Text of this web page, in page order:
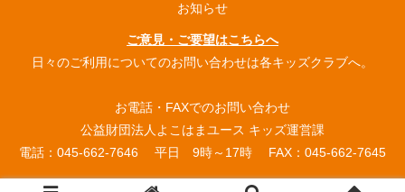
お知らせ
ご意見・ご要望はこちらへ
日々のご利用についてのお問い合わせは各キッズクラブへ。
お電話・FAXでのお問い合わせ
公益財団法人よこはまユース キッズ運営課
電話：045-662-7646 平日 9時～17時 FAX：045-662-7645